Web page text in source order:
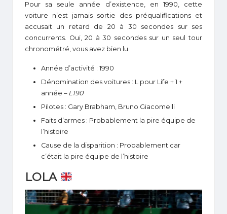
Pour sa seule année d’existence, en 1990, cette
voiture n’est jamais sortie des préqualifications et
accusait un retard de 20 à 30 secondes sur ses
concurrents. Oui, 20 à 30 secondes sur un seul tour
chronométré, vous avez bien lu.
Année d’activité : 1990
Dénomination des voitures : L pour Life + 1 +
année – L190
Pilotes : Gary Brabham, Bruno Giacomelli
Faits d’armes : Probablement la pire équipe de
l’histoire
Cause de la disparition : Probablement car
c’était la pire équipe de l’histoire
LOLA